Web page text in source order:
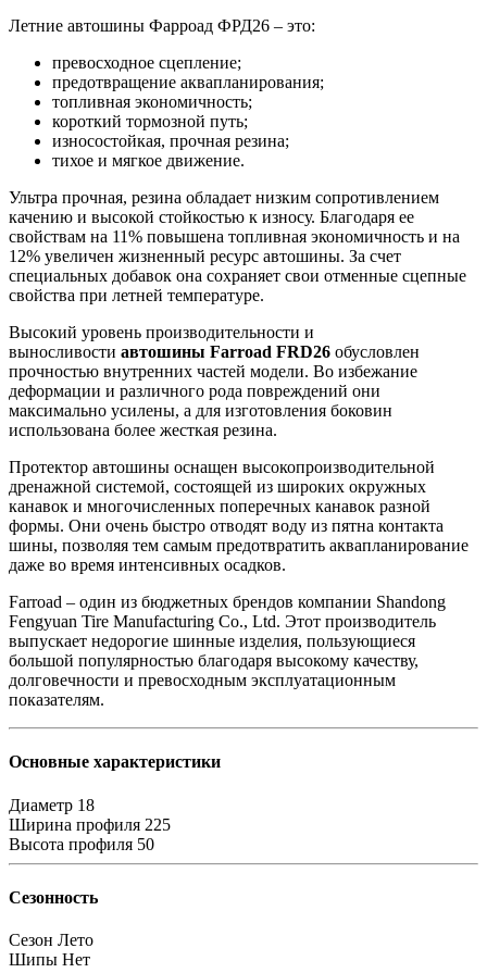
Летние автошины Фарроад ФРД26 – это:
превосходное сцепление;
предотвращение аквапланирования;
топливная экономичность;
короткий тормозной путь;
износостойкая, прочная резина;
тихое и мягкое движение.
Ультра прочная, резина обладает низким сопротивлением
качению и высокой стойкостью к износу. Благодаря ее
свойствам на 11% повышена топливная экономичность и на
12% увеличен жизненный ресурс автошины. За счет
специальных добавок она сохраняет свои отменные сцепные
свойства при летней температуре.
Высокий уровень производительности и
выносливости автошины Farroad FRD26 обусловлен
прочностью внутренних частей модели. Во избежание
деформации и различного рода повреждений они
максимально усилены, а для изготовления боковин
использована более жесткая резина.
Протектор автошины оснащен высокопроизводительной
дренажной системой, состоящей из широких окружных
канавок и многочисленных поперечных канавок разной
формы. Они очень быстро отводят воду из пятна контакта
шины, позволяя тем самым предотвратить аквапланирование
даже во время интенсивных осадков.
Farroad – один из бюджетных брендов компании Shandong
Fengyuan Tire Manufacturing Co., Ltd. Этот производитель
выпускает недорогие шинные изделия, пользующиеся
большой популярностью благодаря высокому качеству,
долговечности и превосходным эксплуатационным
показателям.
Основные характеристики
Диаметр 18
Ширина профиля 225
Высота профиля 50
Сезонность
Сезон Лето
Шипы Нет